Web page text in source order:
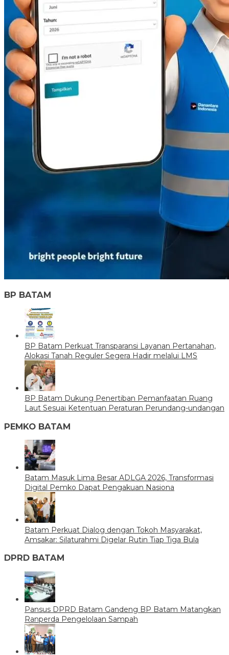
BP BATAM
BP Batam Perkuat Transparansi Layanan Pertanahan,
Alokasi Tanah Reguler Segera Hadir melalui LMS
BP Batam Dukung Penertiban Pemanfaatan Ruang
Laut Sesuai Ketentuan Peraturan Perundang-undangan
PEMKO BATAM
Batam Masuk Lima Besar ADLGA 2026, Transformasi
Digital Pemko Dapat Pengakuan Nasiona
Batam Perkuat Dialog dengan Tokoh Masyarakat,
Amsakar: Silaturahmi Digelar Rutin Tiap Tiga Bula
DPRD BATAM
Pansus DPRD Batam Gandeng BP Batam Matangkan
Ranperda Pengelolaan Sampah